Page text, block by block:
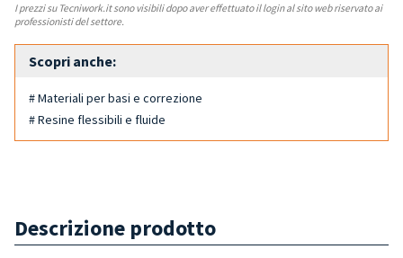
I prezzi su Tecniwork.it sono visibili dopo aver effettuato il login al sito web riservato ai
professionisti del settore.
Scopri anche:
# Materiali per basi e correzione
# Resine flessibili e fluide
Descrizione prodotto